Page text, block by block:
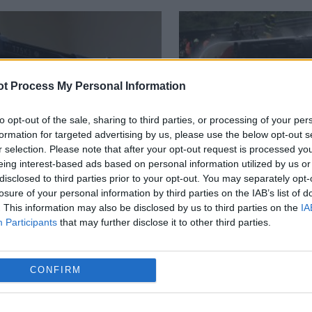
Process My Personal Information
opt-out of the sale, sharing to third parties, or processing of your
for targeted advertising by us, please use the below opt-out
selection. Please note that after your opt-out request is processed
interest-based ads based on personal information utilized by us
to third parties prior to your opt-out. You may separately
of your personal information by third parties on the IAB’s list of
This information may also be disclosed by us to third parties on the
Participants that may further disclose it to other third parties.
CONFIRM
- 08:44
ένας δημοσιογράφος
στο Μεξικό –
εκτέλεσαν δύο άτομα
σε μοτοσικλέτα έξω από
ΜΕΞΙΚΟ
13 Ιουλίου - 11:02
ΒΙΝΤΕΟ: Σοκαριστικό
στο Μεξικό: Φορτηγό